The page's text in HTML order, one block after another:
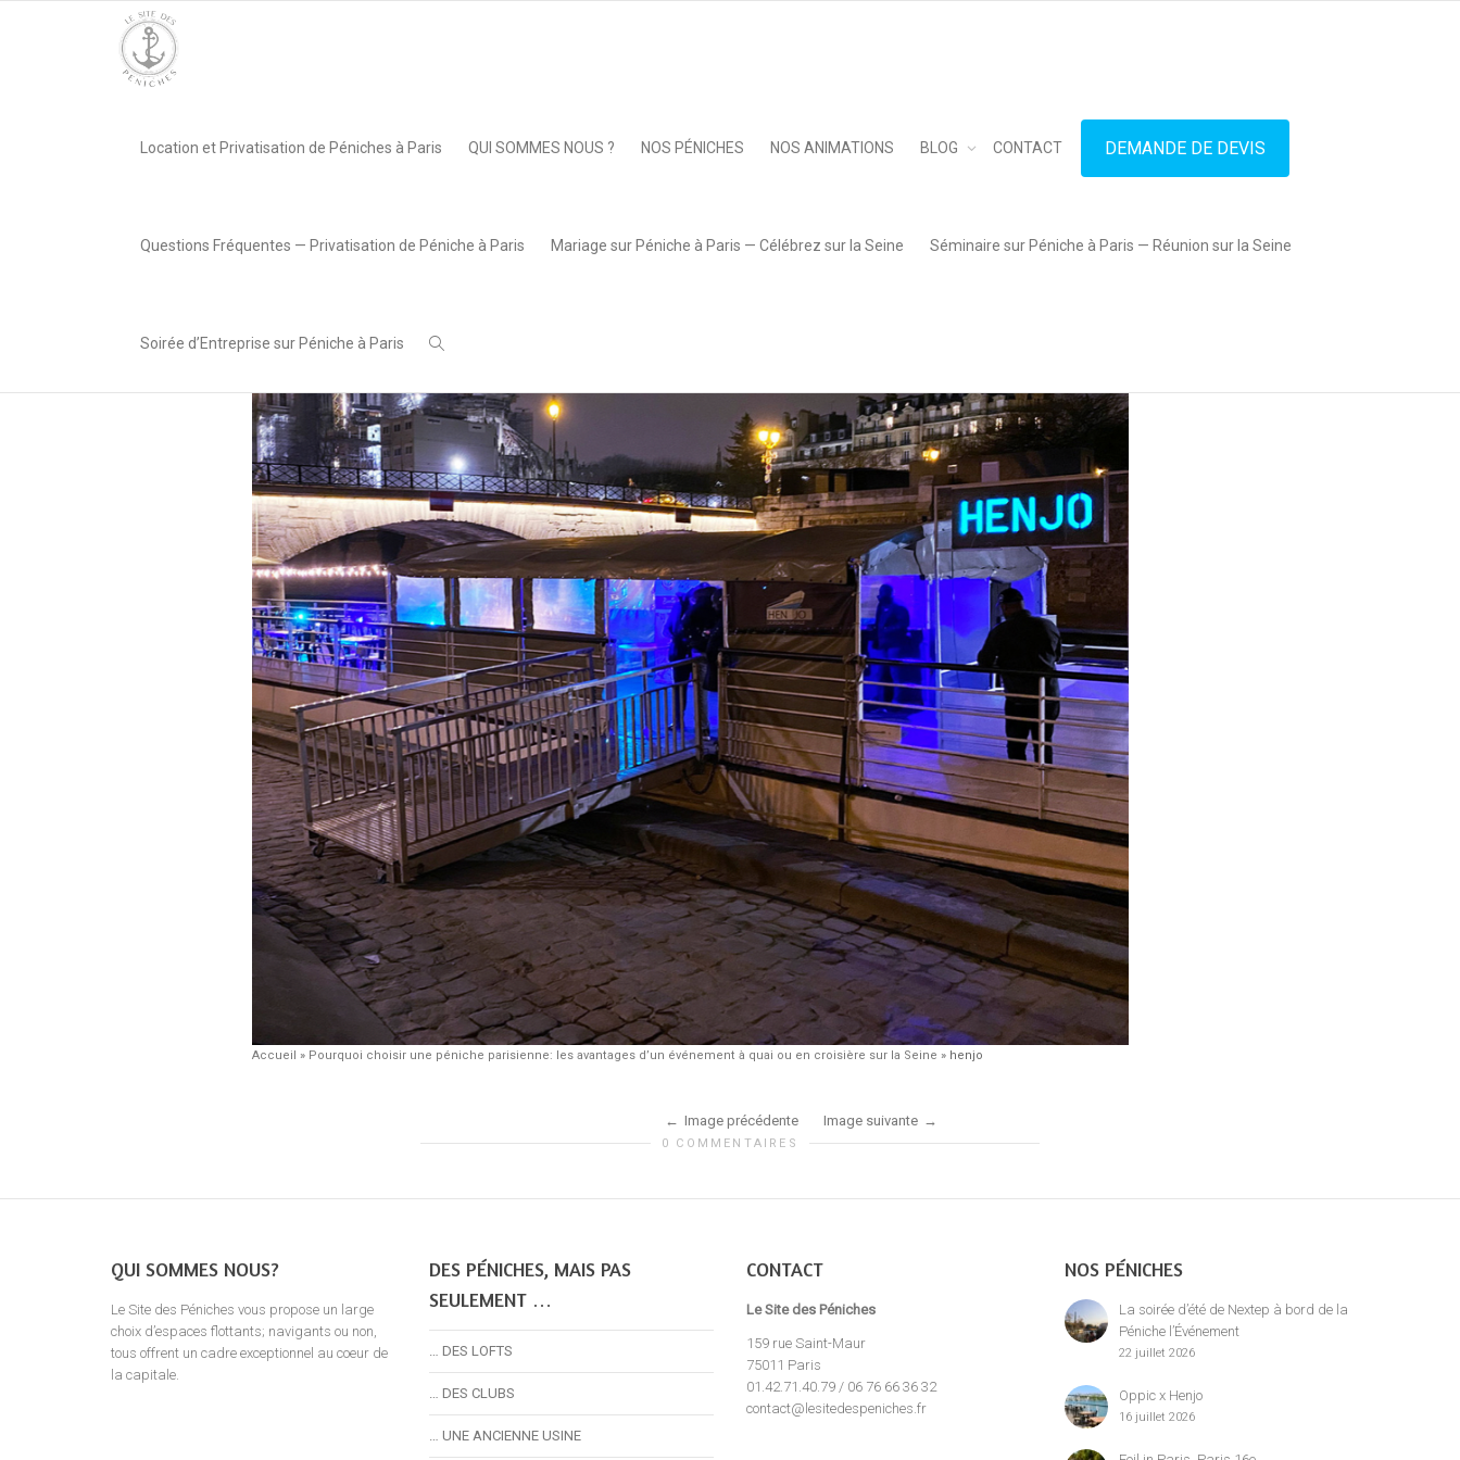
Location et Privatisation de Péniches à Paris QUI SOMMES NOUS ? NOS PÉNICHES NOS ANIMATIONS BLOG CONTACT DEMANDE DE DEVIS
Questions Fréquentes — Privatisation de Péniche à Paris Mariage sur Péniche à Paris — Célébrez sur la Seine Séminaire sur Péniche à Paris — Réunion sur la Seine
Soirée d’Entreprise sur Péniche à Paris
2024
Accueil » Pourquoi choisir une péniche parisienne: les avantages d’un événement à quai ou en croisière sur la Seine » henjo
Image précédente Image suivante
0 COMMENTAIRES
QUI SOMMES NOUS?
Le Site des Péniches vous propose un large
choix d’espaces flottants; navigants ou non,
tous offrent un cadre exceptionnel au coeur de
la capitale.
DES PÉNICHES, MAIS PAS
SEULEMENT …
… DES LOFTS
… DES CLUBS
… UNE ANCIENNE USINE
CONTACT
Le Site des Péniches
159 rue Saint-Maur
75011 Paris
01.42.71.40.79 / 06 76 66 36 32
contact@lesitedespeniches.fr
NOS PÉNICHES
La soirée d’été de Nextep à bord de la
Péniche l’Événement
22 juillet 2026
Oppic x Henjo
16 juillet 2026